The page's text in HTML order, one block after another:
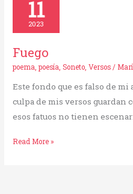
11
2023
Fuego
poema,poesía,Soneto,Versos /
Este fondo que es falso de
culpa de mis versos guardan
esos fatuos no tienen
Read More »